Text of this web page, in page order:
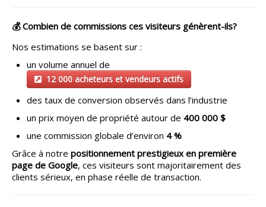
💰 Combien de commissions ces visiteurs génèrent-ils?
Nos estimations se basent sur :
un volume annuel de
12 000 acheteurs et vendeurs actifs
des taux de conversion observés dans l’industrie
un prix moyen de propriété autour de 400 000 $
une commission globale d’environ 4 %
Grâce à notre positionnement prestigieux en première
page de Google, ces visiteurs sont majoritairement des
clients sérieux, en phase réelle de transaction.